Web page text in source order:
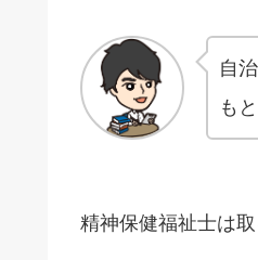
自
も
精神保健福祉士は